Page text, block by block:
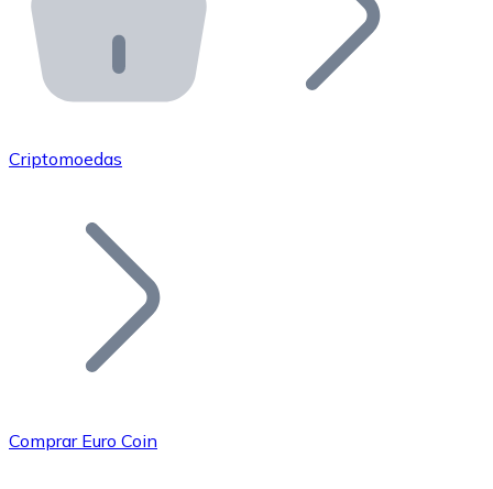
API Bitnovo
Integre nossa API no seu ecossistema.
Junte-se à nossa rede de revendedores e comercialize
Adicione o token do seu projeto ao nosso serviço de
Criptomoedas
Comprar Euro Coin